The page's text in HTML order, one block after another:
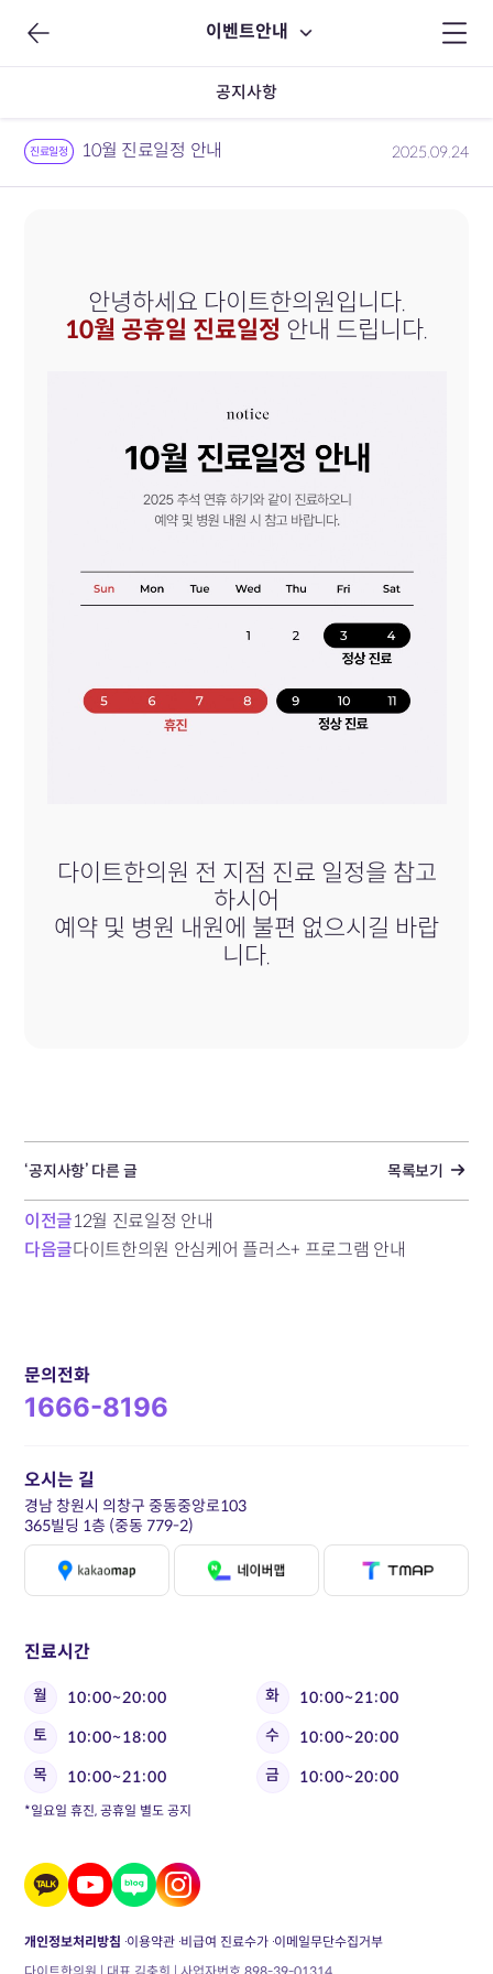
이벤트안내
공지사항
진료일정 10월 진료일정 안내 2025.09.24
안녕하세요 다이트한의원입니다.
10월 공휴일 진료일정 안내 드립니다.
다이트한의원 전 지점 진료 일정을 참고
하시어
예약 및 병원 내원에 불편 없으시길 바랍
니다.
‘공지사항’ 다른 글 목록보기
이전글12월 진료일정 안내
다음글다이트한의원 안심케어 플러스+ 프로그램 안내
문의전화
1666-8196
진료시간
월 10:00~20:00 화
10:00~21:00
토
10:00~18:00 수
10:00~20:00
목
10:00~21:00 금 10:00~20:00
*일요일 휴진, 공휴일 별도 공지
오시는 길
경남 창원시 의창구 중동중앙로103
365빌딩 1층 (중동 779-2)
개인정보처리방침 이용약관 비급여 진료수가 이메일무단수집거부